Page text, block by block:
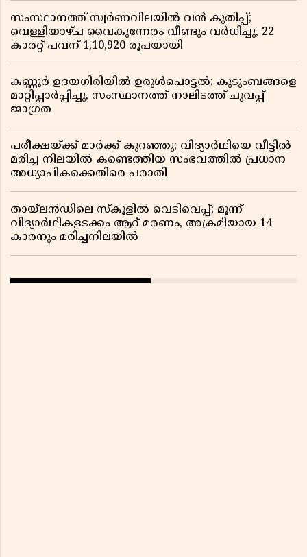
സംസ്ഥാനത്ത് സ്വർണവിലയിൽ വൻ കുതിപ്പ്;
വെള്ളിയാഴ്ച വൈകുന്നേരം വീണ്ടും വർധിച്ചു, 22
കാരറ്റ് പവന് 1,10,920 രൂപയായി
കണ്ണൂർ ഉദയഗിരിയിൽ ഉരുൾപൊട്ടൽ; കുടുംബങ്ങളെ
മാറ്റിപ്പാർപ്പിച്ചു, സംസ്ഥാനത്ത് നാലിടത്ത് ചുവപ്പ്
ജാഗ്രത
പരീക്ഷയ്ക്ക് മാർക്ക് കുറഞ്ഞു; വിദ്യാർഥിയെ വീട്ടിൽ
മരിച്ച നിലയിൽ കണ്ടെത്തിയ സംഭവത്തിൽ പ്രധാന
അധ്യാപികക്കെതിരെ പരാതി
തായ്‌ലൻഡിലെ സ്‌കൂളിൽ വെടിവെപ്പ്; മൂന്ന്
വിദ്യാർഥികളടക്കം ആറ് മരണം, അക്രമിയായ 14
കാരനും മരിച്ചനിലയിൽ